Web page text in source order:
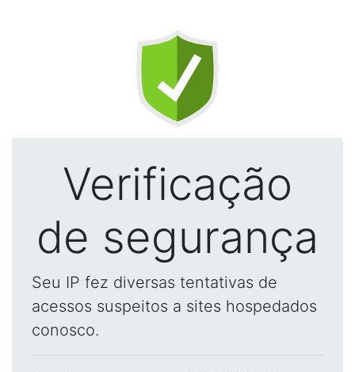
Verificação
de segurança
Seu IP fez diversas tentativas de
acessos suspeitos a sites hospedados
conosco.